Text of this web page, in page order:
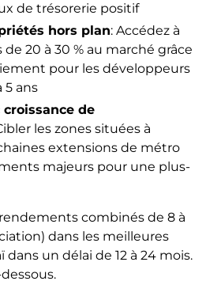
de trésorerie positif
hors plan: Accédez à
20 à 30 % au marché grâce
pour les développeurs
5 ans
de
les zones situées à
extensions de métro
majeurs pour une plus-
combinés de 8 à
dans les meilleures
un délai de 12 à 24 mois.